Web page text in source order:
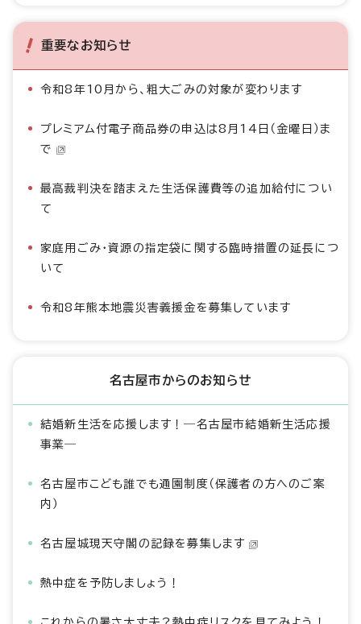
重要なお知らせ
令和8年10月から、粗大ごみの対象が変わります
プレミアム付電子商品券の申込は8月14日（金曜日）ま
で
最高裁判決を踏まえた生活保護費等の追加給付につい
て
家庭用ごみ・資源の指定袋に関する臨時措置の延長につ
いて
令和8年熊本地震災害義援金を募集しています
名古屋市からのお知らせ
結婚新生活を応援します！―名古屋市結婚新生活応援
事業―
名古屋市こども誰でも通園制度（保護者の方へのご案
内）
名古屋城現天守閣の記録を募集します
熱中症を予防しましょう！